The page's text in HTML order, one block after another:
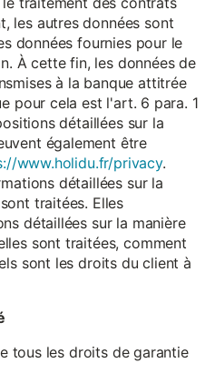
les autres données sont
données fournies pour le
À cette fin, les données de
à la banque attitrée
pour cela est l'art. 6 para. 1
détaillées sur la
également être
www.holidu.fr/privacy.
détaillées sur la
traitées. Elles
détaillées sur la manière
sont traitées, comment
sont les droits du client à
tous les droits de garantie